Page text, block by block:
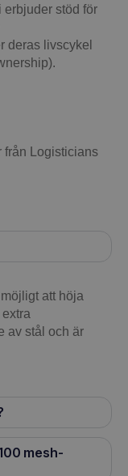
erbjuder stöd för
deras livscykel
från Logisticians
att höja
av stål och är
mesh-